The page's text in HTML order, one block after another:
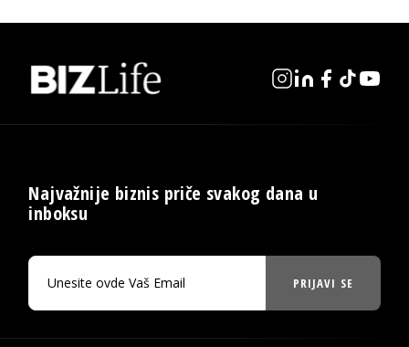
Najvažnije biznis priče svakog dana u
inboksu
PRIJAVI SE